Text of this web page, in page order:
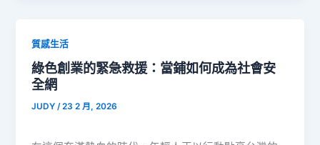
質感生活
綠色創業的緊急救援：當鋪如何成為社會安
全網
JUDY/23 2 月, 2026